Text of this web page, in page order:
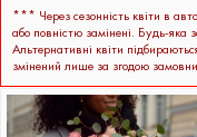
*** Через сезонність квіти в
або повністю замінені. Будь-яка
Альтернативні квіти
змінений лише за згодою